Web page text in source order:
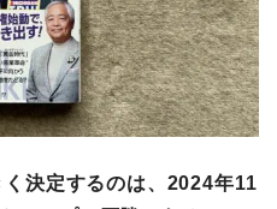
く決定するのは、2024年11